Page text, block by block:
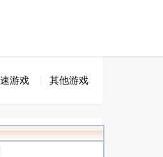
游戏 其他游戏